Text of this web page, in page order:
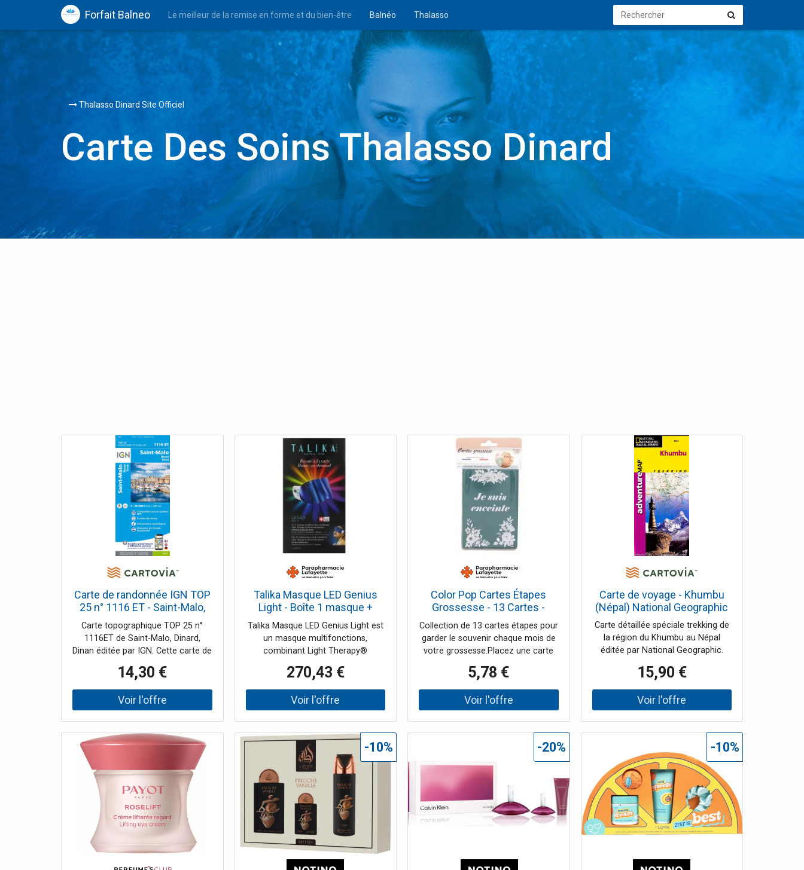
Forfait Balneo Le meilleur de la remise en forme et du bien-être Rechercher Rechercher
Balnéo Thalasso
Thalasso Dinard Site Officiel
Carte Des Soins Thalasso Dinard
Carte de randonnée IGN TOP
25 n° 1116 ET - Saint-Malo,
Dinard, Dinan
Carte topographique TOP 25 n°
1116ET de Saint-Malo, Dinard,
Dinan éditée par IGN. Cette carte de
niveau espacées de 10 mètres et
une légende détaillée (végétation,
rochers, voies de communication
jusqu'au moindre sentier,
arbre isolé, rivière, source etc.). Les
sentiers balisés et les informations
touristiques sont signalés. Echelle
1/25 000 (1 cm = 250 m).
14,30 €
Talika Masque LED Genius
Light - Boîte 1 masque +
accessoires + notice et carte
de garantie
Talika Masque LED Genius Light est
un masque multifonctions,
combinant Light Therapy®
électrostimulationSa technologie
brevetée est inspirée des travaux
de recherche aérospatiale et des
270,43 €
Color Pop Cartes Étapes
Grossesse - 13 Cartes -
Pochette 13 cartes
Collection de 13 cartes étapes pour
garder le souvenir chaque mois de
votre grossesse.Placez une carte
photo. Cela vous fera de très beaux
souvenirs.Dimensions : H x l x Ep :
15 x 10 x 0,5
5,78 €
Carte de voyage - Khumbu
(Népal) National Geographic
Carte détaillée spéciale trekking de
la région du Khumbu au Népal
éditée par National Geographic.
touristiques (hébergement, poste
de soins, aérodromes etc…),
délimitations des parcs nationaux
(dont le parc de Sagarmatha).
imperméable et résistante au
déchirement.
15,90 €
-10% -20% -10%